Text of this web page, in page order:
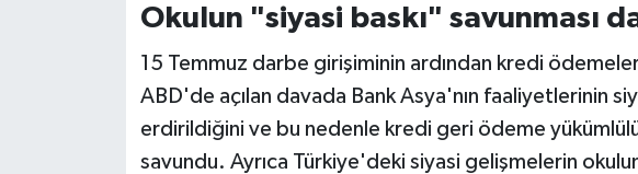
Okulun "siyasi baskı" savunması
15 Temmuz darbe girişiminin ardından kredi
ABD'de açılan davada Bank Asya'nın faaliyetlerinin
erdirildiğini ve bu nedenle kredi geri ödeme
savundu. Ayrıca Türkiye'deki siyasi gelişmelerin